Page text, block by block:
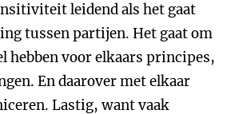
leidend als het gaat
tussen partijen. Het gaat om
hebben voor elkaars principes,
En daarover met elkaar
Lastig, want vaak